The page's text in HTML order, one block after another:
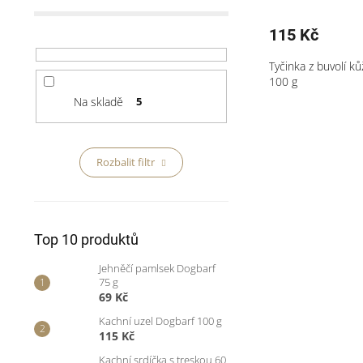
Na skladě 5
Rozbalit filtr
Top 10 produktů
Jehněčí pamlsek Dogbarf
75 g
69 Kč
Kachní uzel Dogbarf 100 g
115 Kč
Kachní srdíčka s treskou 60
115 Kč
Tyčinka z buvolí
100 g